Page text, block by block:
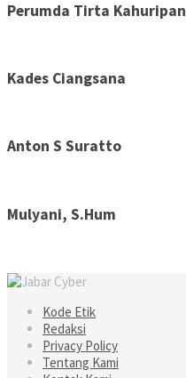
Perumda Tirta Kahuripan
Kades Ciangsana
Anton S Suratto
Mulyani, S.Hum
Kode Etik
Redaksi
Privacy Policy
Tentang Kami